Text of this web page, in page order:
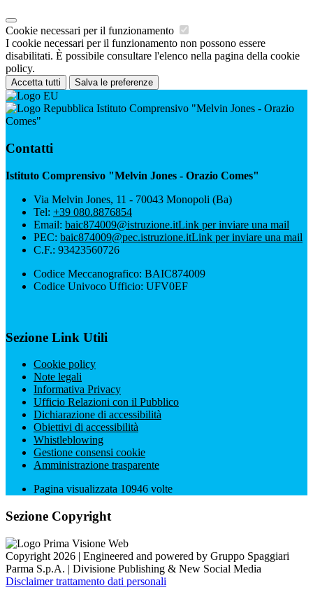
Cookie necessari per il funzionamento
I cookie necessari per il funzionamento non possono essere
disabilitati. È possibile consultare l'elenco nella pagina della cookie
policy.
Accetta tutti Salva le preferenze
Istituto Comprensivo "Melvin Jones - Orazio
Comes"
Contatti
Istituto Comprensivo "Melvin Jones - Orazio Comes"
Via Melvin Jones, 11 - 70043 Monopoli (Ba)
Tel: +39 080.8876854
Email: baic874009@istruzione.itLink per inviare una mail
PEC: baic874009@pec.istruzione.itLink per inviare una mail
C.F.: 93423560726
Codice Meccanografico: BAIC874009
Codice Univoco Ufficio: UFV0EF
Sezione Link Utili
Cookie policy
Note legali
Informativa Privacy
Ufficio Relazioni con il Pubblico
Dichiarazione di accessibilità
Obiettivi di accessibilità
Whistleblowing
Gestione consensi cookie
Amministrazione trasparente
Pagina visualizzata 10946 volte
Sezione Copyright
Copyright 2026 | Engineered and powered by Gruppo Spaggiari
Parma S.p.A. | Divisione Publishing & New Social Media
Disclaimer trattamento dati personali